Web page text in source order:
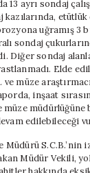
13 ayrı sondaj
kazılarında,
uğramış 3
sondaj
Diğer sondaj
Elde
ve müze
inşaat
müze
edilebileceği
Müdürü S.C.B.’nin
Müdür Vekili,